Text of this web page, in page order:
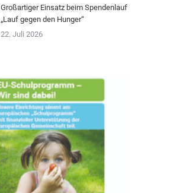
Großartiger Einsatz beim Spendenlauf
„Lauf gegen den Hunger“
22. Juli 2026